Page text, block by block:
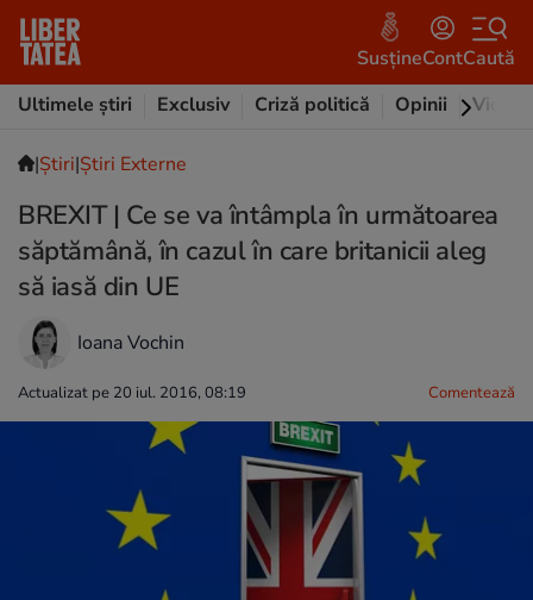
SusțineContCaută
Ultimele știri
Exclusiv Criză politică Opinii Video
|Ştiri|Știri Externe
BREXIT | Ce se va întâmpla în următoarea
săptămână, în cazul în care britanicii aleg
să iasă din UE
Ioana Vochin
Actualizat pe 20 iul. 2016, 08:19 Comentează